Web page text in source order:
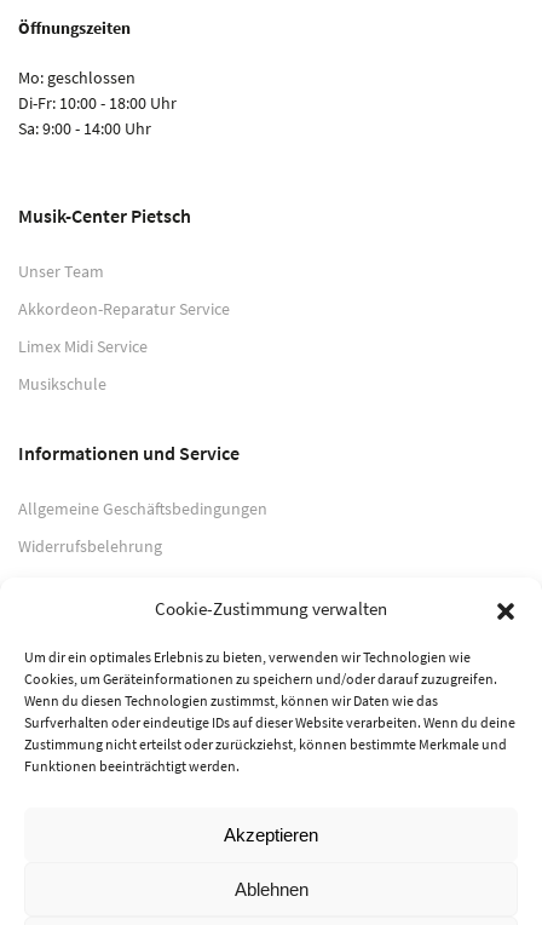
Cookie-Zustimmung verwalten
Um dir ein optimales Erlebnis zu bieten, verwenden wir Technologien wie
Cookies, um Geräteinformationen zu speichern und/oder darauf zuzugreifen.
Wenn du diesen Technologien zustimmst, können wir Daten wie das
Surfverhalten oder eindeutige IDs auf dieser Website verarbeiten. Wenn du deine
Zustimmung nicht erteilst oder zurückziehst, können bestimmte Merkmale und
Funktionen beeinträchtigt werden.
Akzeptieren
Ablehnen
Öffnungszeiten
Mo: geschlossen
Di-Fr: 10:00 - 18:00 Uhr
Sa: 9:00 - 14:00 Uhr
Musik-Center Pietsch
Unser Team
Akkordeon-Reparatur Service
Limex Midi Service
Musikschule
Informationen und Service
Allgemeine Geschäftsbedingungen
Widerrufsbelehrung
Datenschutzerklärung
Zahlungsarten
PayPal